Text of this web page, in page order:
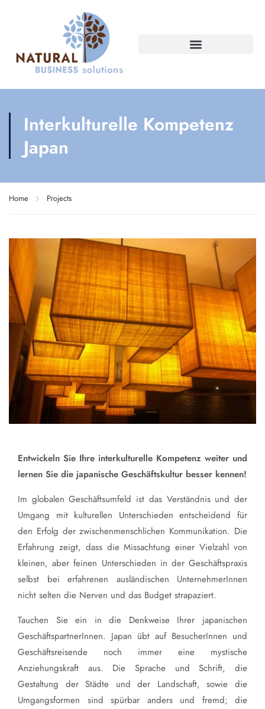
Interkulturelle Kompetenz
Japan
Home Projects
Entwickeln Sie Ihre interkulturelle Kompetenz weiter und
lernen Sie die japanische Geschäftskultur besser kennen!
Im globalen Geschäftsumfeld ist das Verständnis und der
Umgang mit kulturellen Unterschieden entscheidend für
den Erfolg der zwischenmenschlichen Kommunikation. Die
Erfahrung zeigt, dass die Missachtung einer Vielzahl von
kleinen, aber feinen Unterschieden in der Geschäftspraxis
selbst bei erfahrenen ausländischen UnternehmerInnen
nicht selten die Nerven und das Budget strapaziert.
Tauchen Sie ein in die Denkweise Ihrer japanischen
GeschäftspartnerInnen. Japan übt auf BesucherInnen und
Geschäftsreisende noch immer eine mystische
Anziehungskraft aus. Die Sprache und Schrift, die
Gestaltung der Städte und der Landschaft, sowie die
Umgangsformen sind spürbar anders und fremd; die